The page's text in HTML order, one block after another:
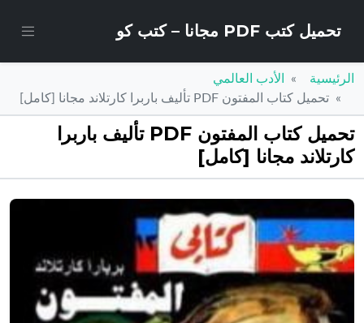
تحميل كتب PDF مجانا – كتب كو
الرئيسية
الأدب العالمي
تحميل كتاب المفتون PDF تأليف باربرا كارتلاند مجانا [كامل]
تحميل كتاب المفتون PDF تأليف باربرا
كارتلاند مجانا [كامل]